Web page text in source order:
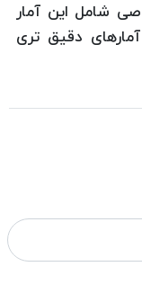
شامل این آمار
دقیق تری